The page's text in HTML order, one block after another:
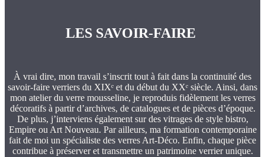
LES SAVOIR-FAIRE
À vrai dire, mon travail s’inscrit tout à fait dans la continuité des
savoir‑faire verriers du XIXᵉ et du début du XXᵉ siècle. Ainsi, dans
mon atelier du verre mousseline, je reproduis fidèlement les verres
décoratifs à partir d’archives, de catalogues et de pièces d’époque.
De plus, j’interviens également sur des vitrages de style bistro,
Empire ou Art Nouveau. Par ailleurs, ma formation contemporaine
fait de moi un spécialiste des verres Art‑Déco. Enfin, chaque pièce
contribue à préserver et transmettre un patrimoine verrier unique.